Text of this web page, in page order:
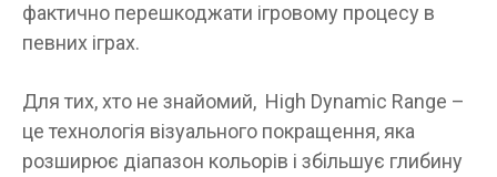
фактично перешкоджати ігровому процесу в
певних іграх.
Для тих, хто не знайомий, High Dynamic Range –
це технологія візуального покращення, яка
розширює діапазон кольорів і збільшує глибину